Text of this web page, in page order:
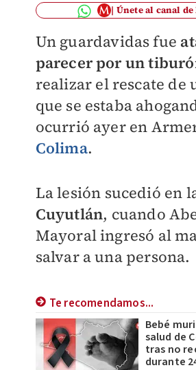
Únete al canal
Un guardavidas fue
parecer por un
realizar el rescate de
que se estaba
ocurrió ayer en
Colima.
La lesión sucedió en
Cuyutlán, cuando
Mayoral ingresó al
salvar a una persona.
Te recomendamos...
Bebé
salud de
tras no
durante